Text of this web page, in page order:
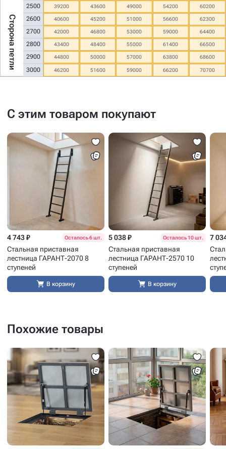
Сторона петли
2500
2600
2700
2800
2900
3000
39200 43600 49000 54200 60200
40600 45200 51000 56600 62300
42000 46800 53000 59000 64400
43400 48400 55000 61400 66500
44800 50000 57000 63800 68600
46200 51600 59000 66200 70700
С этим товаром покупают
4 743 ₽ Осталось 6 шт.
Стальная приставная
лестница ГАРАНТ-2070 8
ступеней
В корзину
5 038 ₽ Осталось 10 шт.
Стальная приставная
лестница ГАРАНТ-2570 10
ступеней
В корзину
7
Похожие товары